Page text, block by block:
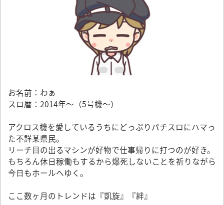
お名前：わぁ
スロ暦：2014年～（5号機～）
アクロス機を愛しているうちにどっぷりパチスロにハマっ
た不詳某県民。
リーチ目の出るマシンが好物で仕事帰りに打つのが好き。
もちろん休日稼働もするから爆死しないことを祈りながら
今日もホールへゆく。
ここ数ヶ月のトレンドは『凱旋』『絆』